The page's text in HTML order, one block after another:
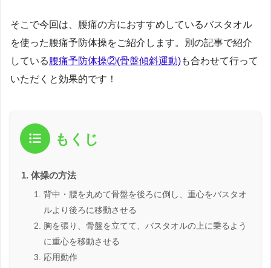
そこで今回は、腰痛の方におすすめしているバスタオル
を使った腰痛予防体操をご紹介します。別の記事で紹介
している腰痛予防体操②(骨盤傾斜運動)も合わせて行って
いただくと効果的です！
もくじ
体操の方法
背中・腰を丸めて骨盤を後ろに倒し、重心をバスタオ
ルより後ろに移動させる
胸を張り、骨盤を立てて、バスタオルの上に乗るよう
に重心を移動させる
応用動作